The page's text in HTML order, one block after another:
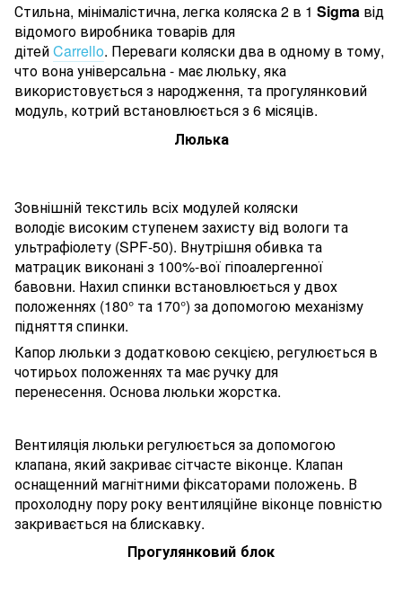
Стильна, мінімалістична, легка коляска 2 в 1 Sigma від
відомого виробника товарів для
дітейCarrello. Переваги коляски два в одному в тому,
что вона універсальна - має люльку, яка
використовується з народження, та прогулянковий
модуль, котрий встановлюється з 6 місяців.
Люлька
Зовнішній текстиль всіх модулей коляски
володіє високим ступенем захисту від вологи та
ультрафіолету (SPF-50). Внутрішня обивка та
матрацик виконані з 100%-вої гіпоалергенної
бавовни. Нахил спинки встановлюється у двох
положеннях (180° та 170°) за допомогою механізму
підняття спинки.
Капор люльки з додатковою секцією, регулюється в
чотирьох положеннях та має ручку для
перенесення. Основа люльки жорстка.
Вентиляція люльки регулюється за допомогою
клапана, який закриває сітчасте віконце. Клапан
оснащенний магнітними фіксаторами положень. В
прохолодну пору року вентиляційне віконце повністю
закривається на блискавку.
Прогулянковий блок